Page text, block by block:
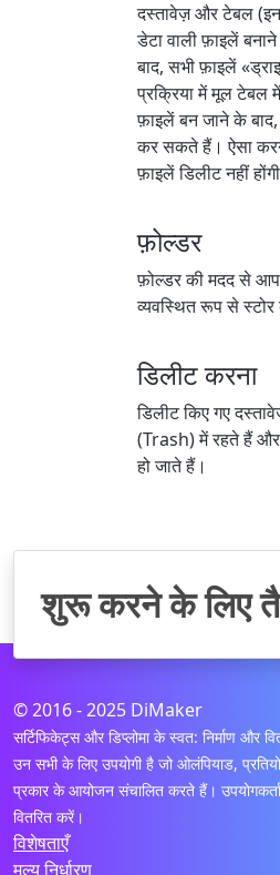
दस्तावेज़ और टेबल
डेटा वाली फ़ाइलें
बाद, सभी फ़ाइलें
प्रक्रिया में मूल टेबल
फ़ाइलें बन जाने के
कर सकते हैं। ऐसा
फ़ाइलें डिलीट नहीं
फ़ोल्डर
फ़ोल्डर की मदद से
व्यवस्थित रूप से
डिलीट करना
डिलीट किए गए
(Trash) में रहते हैं
हो जाते हैं।
शुरू करने के लिए
© 2016 - 2025 DiMaker
सर्टिफिकेट्स और डिप्लोमा के स्वत: निर्माण और
उन सभी के लिए उपयोगी है जो ओलंपियाड,
प्रकार के आयोजन संचालित करते हैं।
वितरित करें।
विशेषताएँ
मूल्य निर्धारण